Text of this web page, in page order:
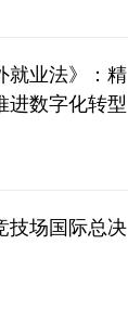
就业法》：精
进数字化转型
技场国际总决